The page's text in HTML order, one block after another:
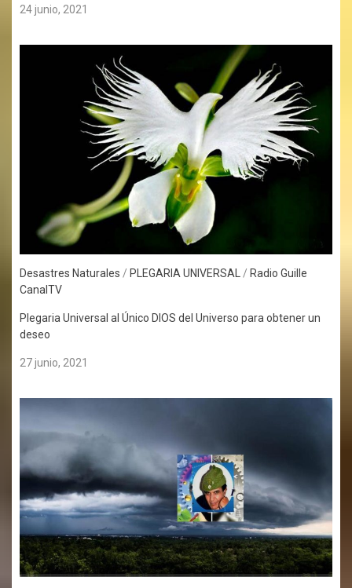
24 junio, 2021
Desastres Naturales / PLEGARIA UNIVERSAL / Radio Guille
CanalTV
Plegaria Universal al Único DIOS del Universo para obtener un
deseo
27 junio, 2021